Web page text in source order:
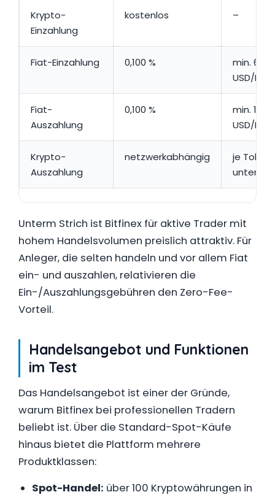
Krypto-
Einzahlung
kostenlos –
Fiat-Einzahlung 0,100 %
min. 60
USD/EUR
Fiat-
Auszahlung
0,100 %
min. 100
USD/EUR
Krypto-
Auszahlung
netzwerkabhängig
je Token
Unterm Strich ist Bitfinex für aktive Trader mit
hohem Handelsvolumen preislich attraktiv. Für
Anleger, die selten handeln und vor allem Fiat
ein- und auszahlen, relativieren die
Ein-/Auszahlungsgebühren den Zero-Fee-
Vorteil.
Handelsangebot und Funktionen
im Test
Das Handelsangebot ist einer der Gründe,
warum Bitfinex bei professionellen Tradern
beliebt ist. Über die Standard-Spot-Käufe
hinaus bietet die Plattform mehrere
Produktklassen:
Spot-Handel: über 100 Kryptowährungen in